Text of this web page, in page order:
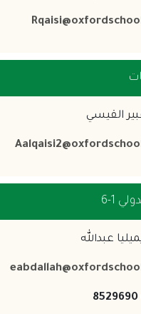
القيسي
1-6
عبدالله